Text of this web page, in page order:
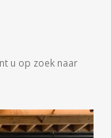
u op zoek naar